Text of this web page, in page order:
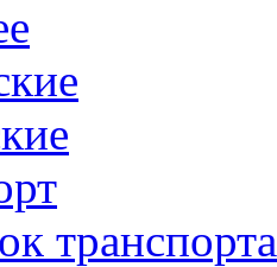
транспорта